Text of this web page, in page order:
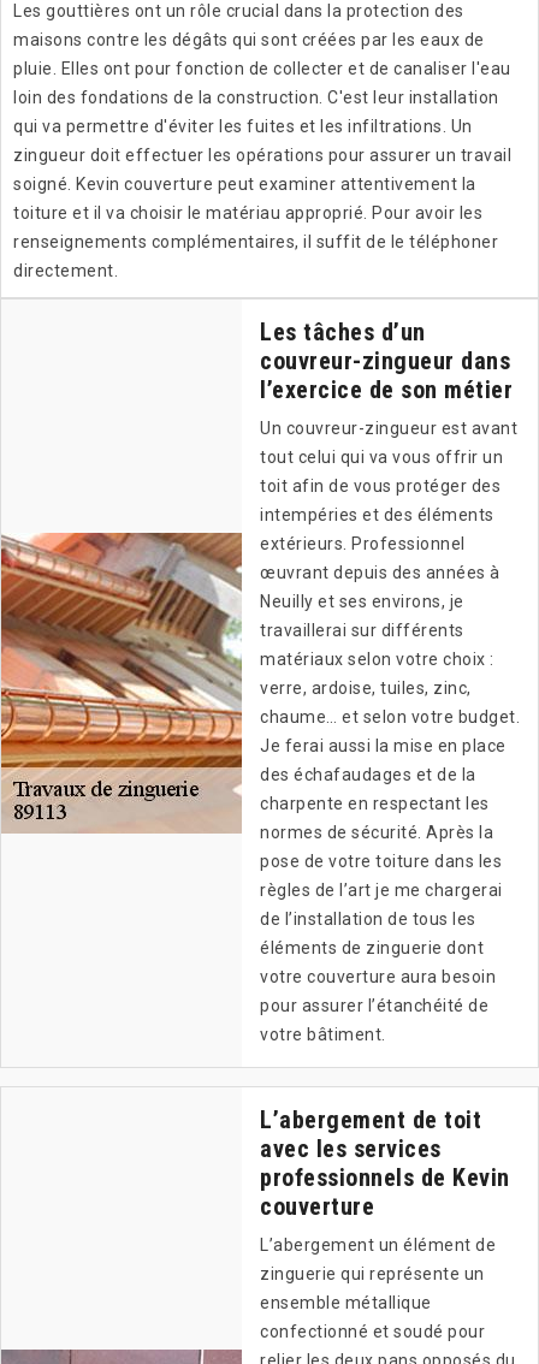
Les gouttières ont un rôle crucial dans la protection des
maisons contre les dégâts qui sont créées par les eaux de
pluie. Elles ont pour fonction de collecter et de canaliser l'eau
loin des fondations de la construction. C'est leur installation
qui va permettre d'éviter les fuites et les infiltrations. Un
zingueur doit effectuer les opérations pour assurer un travail
soigné. Kevin couverture peut examiner attentivement la
toiture et il va choisir le matériau approprié. Pour avoir les
renseignements complémentaires, il suffit de le téléphoner
directement.
Les tâches d’un
couvreur-zingueur dans
l’exercice de son métier
Un couvreur-zingueur est avant
tout celui qui va vous offrir un
toit afin de vous protéger des
intempéries et des éléments
extérieurs. Professionnel
œuvrant depuis des années à
Neuilly et ses environs, je
travaillerai sur différents
matériaux selon votre choix :
verre, ardoise, tuiles, zinc,
chaume… et selon votre budget.
Je ferai aussi la mise en place
des échafaudages et de la
charpente en respectant les
normes de sécurité. Après la
pose de votre toiture dans les
règles de l’art je me chargerai
de l’installation de tous les
éléments de zinguerie dont
votre couverture aura besoin
pour assurer l’étanchéité de
votre bâtiment.
L’abergement de toit
avec les services
professionnels de Kevin
couverture
L’abergement un élément de
zinguerie qui représente un
ensemble métallique
confectionné et soudé pour